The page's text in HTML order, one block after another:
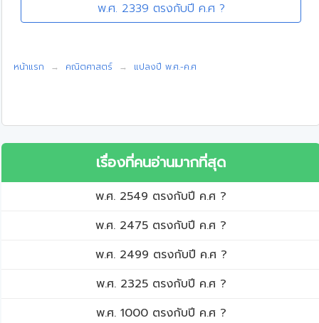
พ.ศ. 2339 ตรงกับปี ค.ศ ?
หน้าแรก คณิตศาสตร์ แปลงปี พ.ศ.-ค.ศ
เรื่องที่คนอ่านมากที่สุด
พ.ศ. 2549 ตรงกับปี ค.ศ ?
พ.ศ. 2475 ตรงกับปี ค.ศ ?
พ.ศ. 2499 ตรงกับปี ค.ศ ?
พ.ศ. 2325 ตรงกับปี ค.ศ ?
พ.ศ. 1000 ตรงกับปี ค.ศ ?